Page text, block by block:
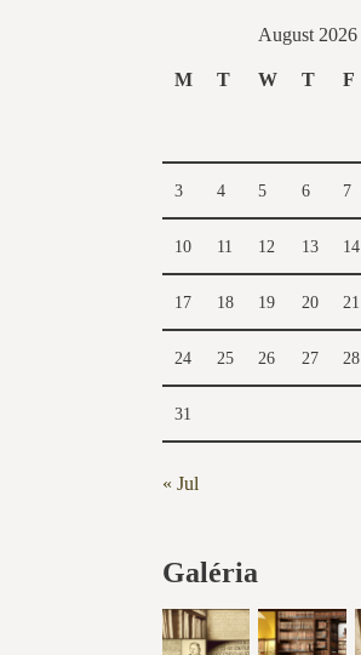
August 2026
M T W T F
3 4 5 6 7
10 11 12 13 14
17 18 19 20 21
24 25 26 27 28
31
« Jul
Galéria